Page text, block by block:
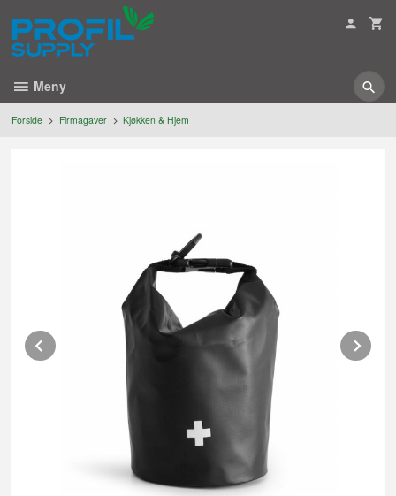
innholdet
Meny
Forside Firmagaver Kjøkken & Hjem
Prev